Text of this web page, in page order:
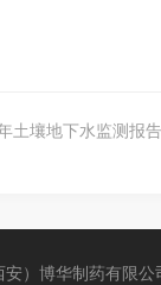
土壤地下水监测报告
安）博华制药有限